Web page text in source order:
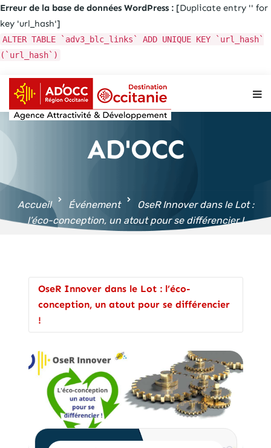
Erreur de la base de données WordPress : [Duplicate entry '' for
key 'url_hash']
ALTER TABLE `adv3_blc_links` ADD UNIQUE KEY `url_hash`
(`url_hash`)
Aller au
principal
AD'OCC
Accueil Événement
OseR Innover dans le Lot :
l’éco-conception, un atout pour se différencier !
OseR Innover dans le Lot : l’éco-
conception, un atout pour se différencier
!